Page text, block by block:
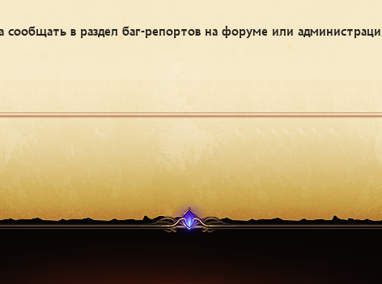
сообщать в раздел баг-репортов на форуме или